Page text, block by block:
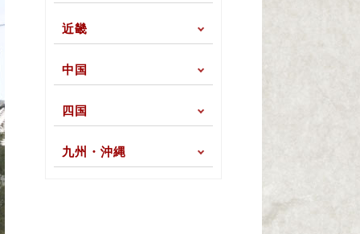
近畿
中国
四国
九州・沖縄